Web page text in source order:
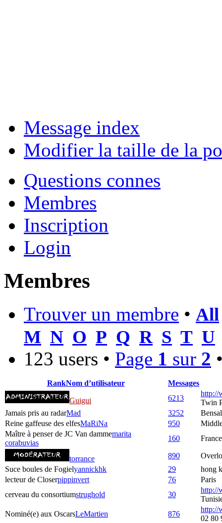
Message index
Modifier la taille de la
Questions connes
Membres
Inscription
Login
Membres
Trouver un membre • All
M N O P Q R S T U
123 users • Page 1 sur 2
RankNom d’utilisateur Messages
Guigui 6213
http://
Twin
Jamais pris au radarMad 3252
Reine gaffeuse des elfesMaRiNa 950
Maître à penser de JC Van dammemarita
corabuvias
160
torrance 890
Suce boules de Fogielyannickhk 29
hong
lecteur de Closerpippinvert 76
Paris
cerveau du consortiumstrughold 30
http://
Nominé(e) aux OscarsLeMartien 876
http://
02 80